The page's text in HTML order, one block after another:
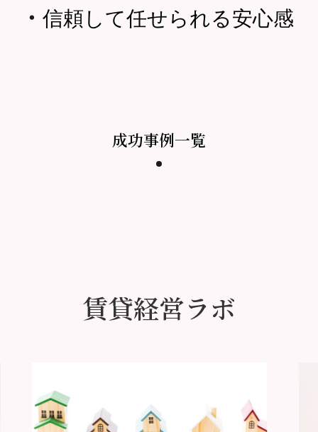
・ 信頼して任せられる安心感
成功事例一覧
賃貸経営ラボ